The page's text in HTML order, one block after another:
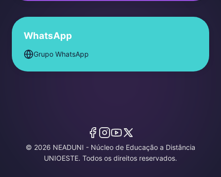
WhatsApp
Grupo WhatsApp
© 2026 NEADUNI - Núcleo de Educação a Distância
UNIOESTE. Todos os direitos reservados.